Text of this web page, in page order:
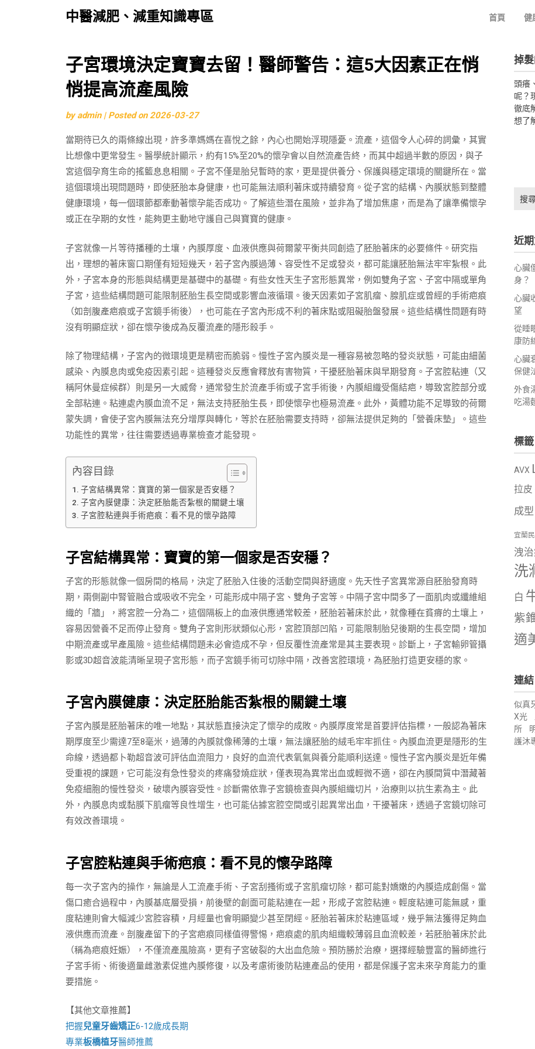
中醫減肥、減重知識專區 首頁 健
Skip
to
content
子宮環境決定寶寶去留！醫師警告：這5大因素正在悄
悄提高流產風險
byadmin | Posted on2026-03-27
當期待已久的兩條線出現，許多準媽媽在喜悅之餘，內心也開始浮現隱憂。流產，這個令人心碎的詞彙，其實
比想像中更常發生。醫學統計顯示，約有15%至20%的懷孕會以自然流產告終，而其中超過半數的原因，與子
宮這個孕育生命的搖籃息息相關。子宮不僅是胎兒暫時的家，更是提供養分、保護與穩定環境的關鍵所在。當
這個環境出現問題時，即使胚胎本身健康，也可能無法順利著床或持續發育。從子宮的結構、內膜狀態到整體
健康環境，每一個環節都牽動著懷孕能否成功。了解這些潛在風險，並非為了增加焦慮，而是為了讓準備懷孕
或正在孕期的女性，能夠更主動地守護自己與寶寶的健康。
子宮就像一片等待播種的土壤，內膜厚度、血液供應與荷爾蒙平衡共同創造了胚胎著床的必要條件。研究指
出，理想的著床窗口期僅有短短幾天，若子宮內膜過薄、容受性不足或發炎，都可能讓胚胎無法牢牢紮根。此
外，子宮本身的形態與結構更是基礎中的基礎。有些女性天生子宮形態異常，例如雙角子宮、子宮中隔或單角
子宮，這些結構問題可能限制胚胎生長空間或影響血液循環。後天因素如子宮肌瘤、腺肌症或曾經的手術疤痕
（如剖腹產疤痕或子宮鏡手術後），也可能在子宮內形成不利的著床點或阻礙胎盤發展。這些結構性問題有時
沒有明顯症狀，卻在懷孕後成為反覆流產的隱形殺手。
除了物理結構，子宮內的微環境更是精密而脆弱。慢性子宮內膜炎是一種容易被忽略的發炎狀態，可能由細菌
感染、內膜息肉或免疫因素引起。這種發炎反應會釋放有害物質，干擾胚胎著床與早期發育。子宮腔粘連（又
稱阿休曼症候群）則是另一大威脅，通常發生於流產手術或子宮手術後，內膜組織受傷結疤，導致宮腔部分或
全部粘連。粘連處內膜血流不足，無法支持胚胎生長，即使懷孕也極易流產。此外，黃體功能不足導致的荷爾
蒙失調，會使子宮內膜無法充分增厚與轉化，等於在胚胎需要支持時，卻無法提供足夠的「營養床墊」。這些
功能性的異常，往往需要透過專業檢查才能發現。
內容目錄
子宮結構異常：寶寶的第一個家是否安穩？
子宮內膜健康：決定胚胎能否紮根的關鍵土壤
子宮腔粘連與手術疤痕：看不見的懷孕路障
子宮結構異常：寶寶的第一個家是否安穩？
子宮的形態就像一個房間的格局，決定了胚胎入住後的活動空間與舒適度。先天性子宮異常源自胚胎發育時
期，兩側副中腎管融合或吸收不完全，可能形成中隔子宮、雙角子宮等。中隔子宮中間多了一面肌肉或纖維組
織的「牆」，將宮腔一分為二，這個隔板上的血液供應通常較差，胚胎若著床於此，就像種在貧瘠的土壤上，
容易因營養不足而停止發育。雙角子宮則形狀類似心形，宮腔頂部凹陷，可能限制胎兒後期的生長空間，增加
中期流產或早產風險。這些結構問題未必會造成不孕，但反覆性流產常是其主要表現。診斷上，子宮輸卵管攝
影或3D超音波能清晰呈現子宮形態，而子宮鏡手術可切除中隔，改善宮腔環境，為胚胎打造更安穩的家。
子宮內膜健康：決定胚胎能否紮根的關鍵土壤
子宮內膜是胚胎著床的唯一地點，其狀態直接決定了懷孕的成敗。內膜厚度常是首要評估指標，一般認為著床
期厚度至少需達7至8毫米，過薄的內膜就像稀薄的土壤，無法讓胚胎的絨毛牢牢抓住。內膜血流更是隱形的生
命線，透過都卜勒超音波可評估血流阻力，良好的血流代表氧氣與養分能順利送達。慢性子宮內膜炎是近年備
受重視的課題，它可能沒有急性發炎的疼痛發燒症狀，僅表現為異常出血或輕微不適，卻在內膜間質中潛藏著
免疫細胞的慢性發炎，破壞內膜容受性。診斷需依靠子宮鏡檢查與內膜組織切片，治療則以抗生素為主。此
外，內膜息肉或黏膜下肌瘤等良性增生，也可能佔據宮腔空間或引起異常出血，干擾著床，透過子宮鏡切除可
有效改善環境。
子宮腔粘連與手術疤痕：看不見的懷孕路障
每一次子宮內的操作，無論是人工流產手術、子宮刮搔術或子宮肌瘤切除，都可能對嬌嫩的內膜造成創傷。當
傷口癒合過程中，內膜基底層受損，前後壁的創面可能粘連在一起，形成子宮腔粘連。輕度粘連可能無感，重
度粘連則會大幅減少宮腔容積，月經量也會明顯變少甚至閉經。胚胎若著床於粘連區域，幾乎無法獲得足夠血
液供應而流產。剖腹產留下的子宮疤痕同樣值得警惕，疤痕處的肌肉組織較薄弱且血流較差，若胚胎著床於此
（稱為疤痕妊娠），不僅流產風險高，更有子宮破裂的大出血危險。預防勝於治療，選擇經驗豐富的醫師進行
子宮手術、術後適量雌激素促進內膜修復，以及考慮術後防粘連產品的使用，都是保護子宮未來孕育能力的重
要措施。
【其他文章推薦】
把握兒童牙齒矯正6-12歲成長期
專業板橋植牙醫師推薦
掉
頭癢
呢？
徹底
想了
搜
尋
字:
近
心臟
身？
心臟
望
從睡
康防
心臟
保健
外食
吃湯
標籤
AVX
拉皮
成型
宜蘭
洩
洗
白
紫
適
連結
似真
X光
所
護沐